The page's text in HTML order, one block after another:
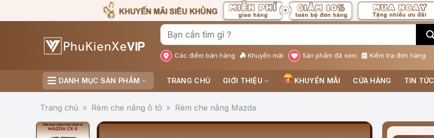
qua
Các điểm bán hàng Khuyến mãi Sản phẩm đã xem Kiểm tra đơn hàng
DANH MỤC SẢN PHẨM TRANG CHỦ GIỚI THIỆU KHUYẾN MÃI CỬA HÀNG TIN TỨC
Trang chủ » Rèm che nắng ô tô » Rèm che nắng Mazda